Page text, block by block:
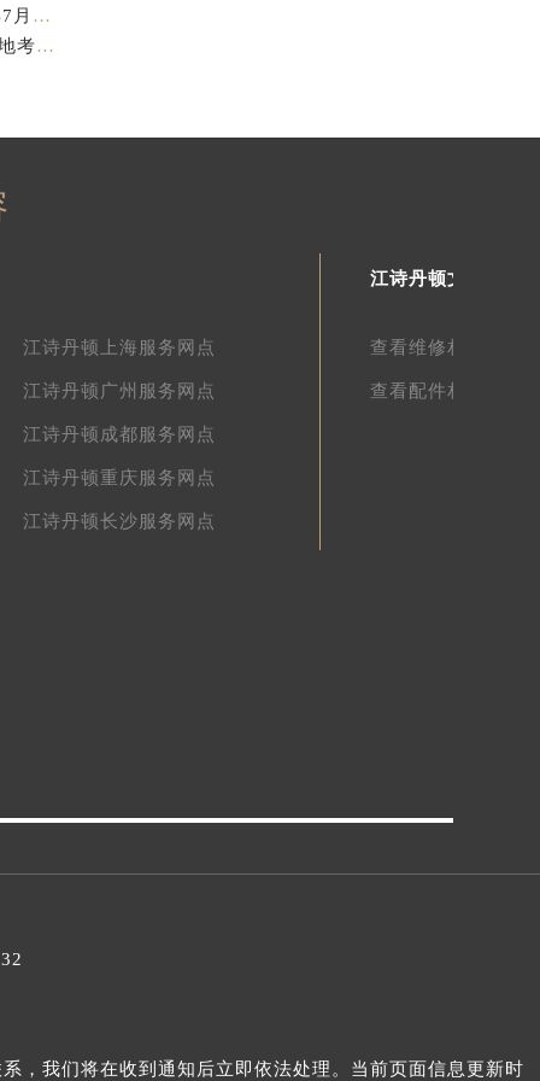
江诗丹顿表盘修复专业售后维修保养权威公示（2026年7月最新）
江诗丹顿中国官方售后服务中心服务电话及详细地址实地考察报告_多信源验证（2026年7月最新）
江诗丹顿上海服务网点
江诗丹顿广州服务网点
江诗丹顿成都服务网点
江诗丹顿重庆服务网点
江诗丹顿长沙服务网点
江诗丹顿文章库
查看维修相关文章
查看配件相关文章
，我们将在收到通知后立即依法处理。当前页面信息更新时